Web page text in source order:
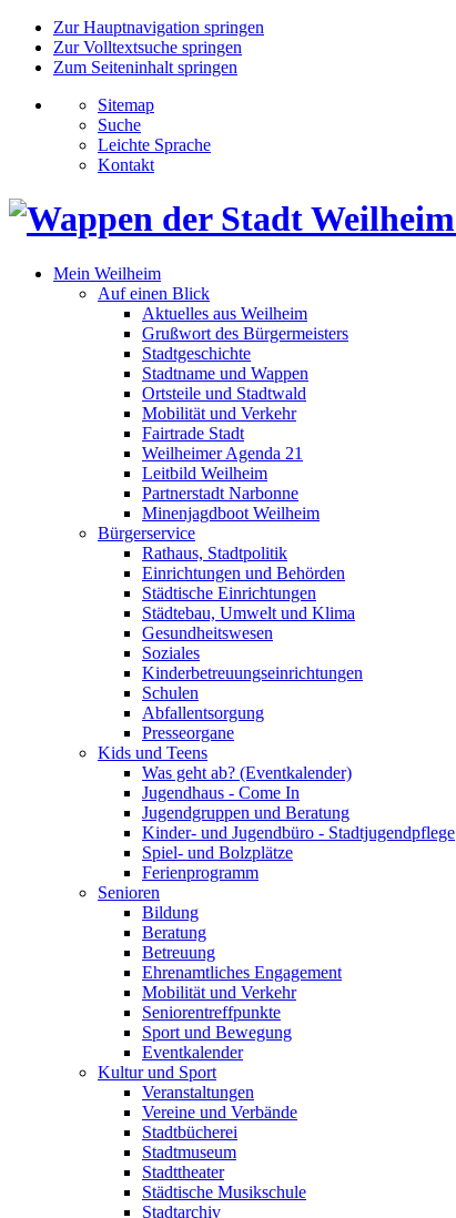
Zur Hauptnavigation springen
Zur Volltextsuche springen
Zum Seiteninhalt springen
Sitemap
Suche
Leichte Sprache
Kontakt
Mein Weilheim
Auf einen Blick
Aktuelles aus Weilheim
Grußwort des Bürgermeisters
Stadtgeschichte
Stadtname und Wappen
Ortsteile und Stadtwald
Mobilität und Verkehr
Fairtrade Stadt
Weilheimer Agenda 21
Leitbild Weilheim
Partnerstadt Narbonne
Minenjagdboot Weilheim
Bürgerservice
Rathaus, Stadtpolitik
Einrichtungen und Behörden
Städtische Einrichtungen
Städtebau, Umwelt und Klima
Gesundheitswesen
Soziales
Kinderbetreuungseinrichtungen
Schulen
Abfallentsorgung
Presseorgane
Kids und Teens
Was geht ab? (Eventkalender)
Jugendhaus - Come In
Jugendgruppen und Beratung
Kinder- und Jugendbüro - Stadtjugendpflege
Spiel- und Bolzplätze
Ferienprogramm
Senioren
Bildung
Beratung
Betreuung
Ehrenamtliches Engagement
Mobilität und Verkehr
Seniorentreffpunkte
Sport und Bewegung
Eventkalender
Kultur und Sport
Veranstaltungen
Vereine und Verbände
Stadtbücherei
Stadtmuseum
Stadttheater
Städtische Musikschule
Stadtarchiv